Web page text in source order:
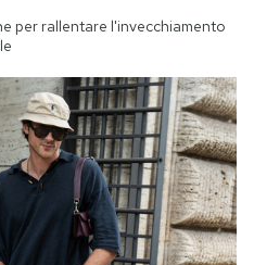
per rallentare l'invecchiamento